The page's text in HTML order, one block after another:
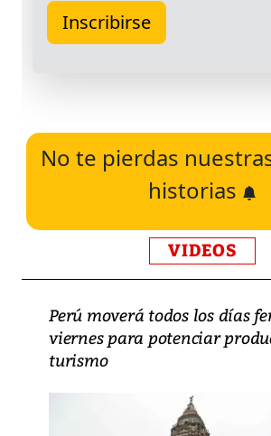
No te pierdas
historias
VIDEOS
Perú moverá todos los días
viernes para potenciar
turismo